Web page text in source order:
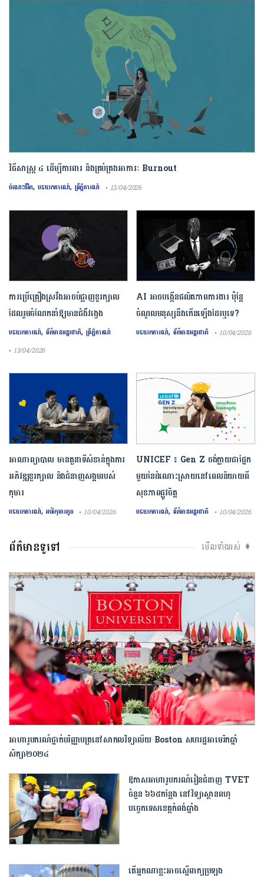
វិធីសាស្រ្ត ៤ ​ដើម្បី​ការពារ និងគ្រប់គ្រង​អាការៈ Burnout
ចំណេះជីវិត, បទយកការណ៍, ព្រឹត្តិការណ៍ • 13/04/2026
ការ​ប្រើគ្រឿង​ស្រវឹង​អាចបំផ្លាញ​ខួរក្បាល
ដែល​រួមចំណែក​នាំឱ្យ​មាន​ជំងឺ​វង្វេង
បទយកការណ៍, ព័ត៌មានអន្តរជាតិ,ព្រឹត្តិការណ៍
• 13/04/2026
AI អាចបង្កើនផលិតភាពការងារ ប៉ុន្តែ
ចំណូលមនុស្សនឹងកើនឡើងដែរឬទេ?
បទយកការណ៍, ព័ត៌មានអន្តរជាតិ • 10/04/2026
អាណាព្យាបាល មានតួនាទីសំខាន់ក្នុងការ
អភិវឌ្ឍខួរក្បាល និងជំនាញសង្គមរបស់
កុមារ
បទយកការណ៍, អប់រំកុមារតូច • 10/04/2026
UNICEF ៖ Gen Z ចង់ក្លាយ​ជា​ផ្នែក​
មួយ​នៃ​ដំណោះស្រាយ​នៅ​ពេល​និយាយ​ពី
សុខភាព​ផ្លូវចិត្ត
បទយកការណ៍, ព័ត៌មានអន្តរជាតិ • 10/04/2026
ព័ត៌មានទូទៅ មើលទាំងអស់ ➧
អាហារូបករណ៍ថ្នាក់បរិញ្ញាបត្រនៅសាកលវិទ្យាល័យ Boston សហរដ្ឋអាមេរិកឆ្នាំ
សិក្សា២០២៤
ឱកាស​អាហារូបករណ៍រៀនជំនាញ TVET
ចំនួន ៦៦៥កន្លែង នៅវិទ្យាស្ថានពហុ
បច្ចេកទេសខេត្តកំពង់ឆ្នាំង
តើអ្នកណាខ្លះអាចស្នើពាក្យប្រឡង